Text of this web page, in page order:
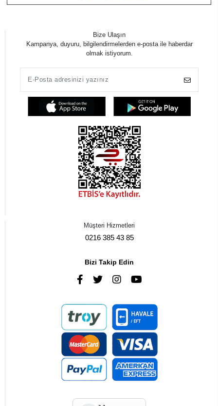
Bize Ulaşın
Kampanya, duyuru, bilgilendirmelerden e-posta ile haberdar
olmak istiyorum.
Müşteri Hizmetleri
0216 385 43 85
Bizi Takip Edin